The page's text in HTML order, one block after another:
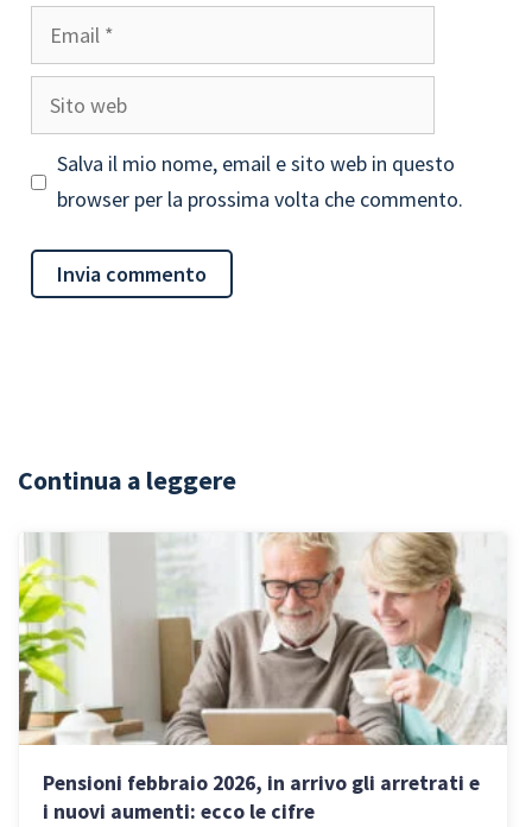
Email
Sito
web
Salva il mio nome, email e sito web in questo
browser per la prossima volta che commento.
Continua a leggere
Pensioni febbraio 2026, in arrivo gli arretrati e
i nuovi aumenti: ecco le cifre